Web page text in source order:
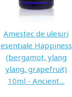
Amestec de uleiuri
esentiale Happiness
(bergamot, ylang
ylang, grapefruit)
10ml - Ancient…